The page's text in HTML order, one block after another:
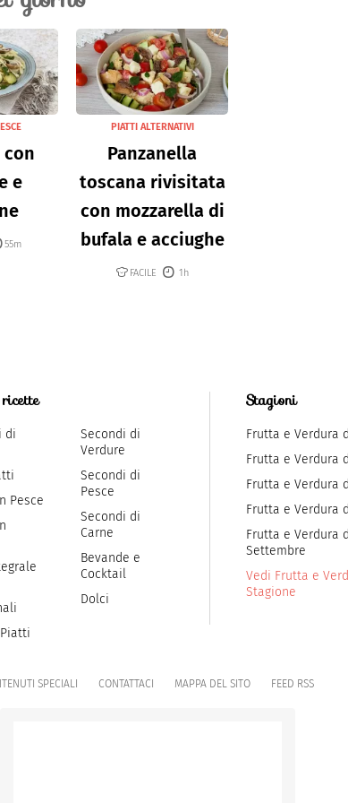
con
e
55m
PIATTI ALTERNATIVI
Panzanella
toscana rivisitata
con mozzarella di
bufala e acciughe
FACILE 1h
di
Pesce
Secondi di
Verdure
Secondi di
Pesce
Secondi di
Carne
Bevande e
Cocktail
Dolci
Stagioni
Frutta e Verdura
Frutta e Verdura
Frutta e Verdura
Frutta e Verdura
Frutta e Verdura
Settembre
Vedi Frutta e
Stagione
SPECIALI CONTATTACI MAPPA DEL SITO FEED RSS